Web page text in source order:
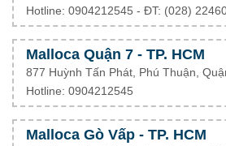
Hotline: 0904212545 - ĐT: (028)
Malloca Quận 7 - TP. HCM
877 Huỳnh Tấn Phát, Phú Thuận,
Hotline: 0904212545
Malloca Gò Vấp - TP. HCM